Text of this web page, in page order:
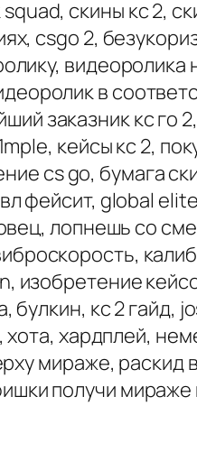
скины кс 2,
csgo 2,
в
заказник кс го
кейсы кс 2,
cs go, бумага
фейсит, global
лопнешь со
кс 2 гайд,
хота, хардплей,
мираже,
получи